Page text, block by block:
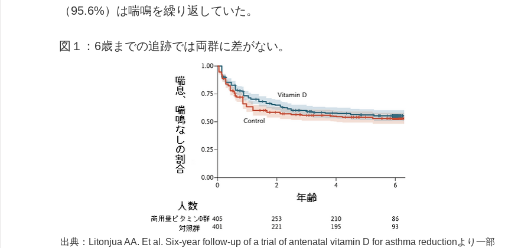
（95.6%）は喘鳴を繰り返していた。
図１：6歳までの追跡では両群に差がない。
出典：Litonjua AA. Et al. Six-year follow-up of a trial of antenatal vitamin D for asthma reductionより一部